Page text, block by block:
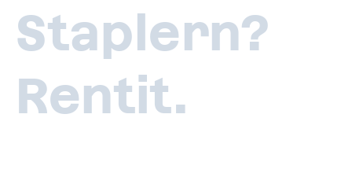
Staplern?
Rentit.